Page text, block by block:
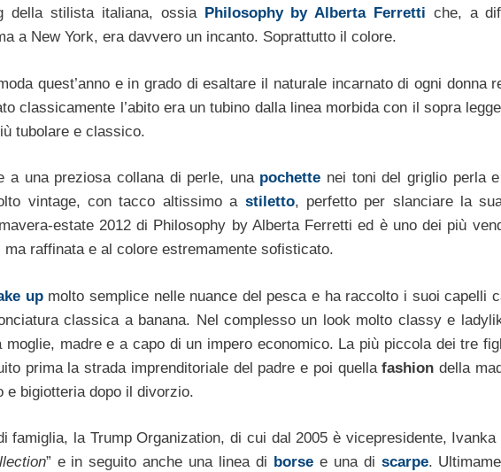
della stilista italiana, ossia Philosophy by Alberta Ferretti che, a
a New York, era davvero un incanto. Soprattutto il colore.
quest’anno e in grado di esaltare il naturale incarnato di ogni donna
classicamente l’abito era un tubino dalla linea morbida con il sopra
tubolare e classico.
a una preziosa collana di perle, una pochette nei toni del griglio perla
vintage, con tacco altissimo a stiletto, perfetto per slanciare la
estate 2012 di Philosophy by Alberta Ferretti ed è uno dei più
raffinata e al colore estremamente sofisticato.
upmolto semplice nelle nuance del pesca e ha raccolto i suoi capelli
classica a banana. Nel complesso un look molto classy e
madre e a capo di un impero economico. La più piccola dei tre
prima la strada imprenditoriale del padre e poi quellafashion della
e bigiotteria dopo il divorzio.
famiglia, la Trump Organization, di cui dal 2005 è vicepresidente,
” e in seguito anche una linea di borsee una di scarpe.